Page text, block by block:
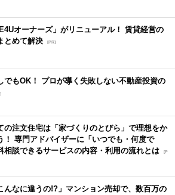
オーナーズ」がリニューアル！ 賃貸経営の
とめて解決 [PR]
でもOK！ プロが導く失敗しない不動産投資の
の注文住宅は「家づくりのとびら」で理想をか
！ 専門アドバイザーに「いつでも・何度で
相談できるサービスの内容・利用の流れとは [P
んなに違うの!?」マンション売却で、数百万の